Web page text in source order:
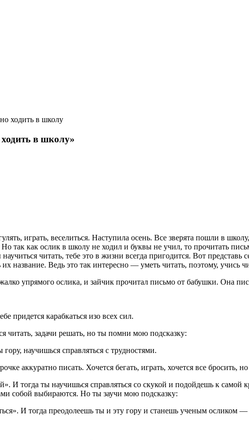
ходить в школу
в школу»
играть, веселиться. Наступила осень. Все зверята пошли в
так как ослик в школу не ходил и буквы не учил, то прочитать
читать, тебе это в жизни всегда пригодится. Вот
название. Ведь это так интересно — уметь читать, поэтому, учись
упрямого ослика, и зайчик прочитал письмо от бабушки. Она
придется карабкаться изо всех сил.
читать, задачи решать, но ты помни мою подсказку:
научишься справляться с трудностями.
аккуратно писать. Хочется бегать, играть, хочется все бросить,
И тогда ты научишься справляться со скукой и подойдешь к
собой выбираются. Но ты заучи мою подсказку:
И тогда преодолеешь ты и эту гору и станешь ученым осликом